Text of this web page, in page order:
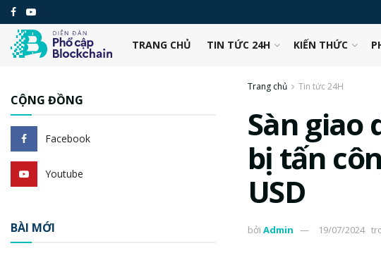
TRANG CHỦ TIN TỨC 24H KIẾN THỨC
Trang chủ Tin tức 24H
Sàn giao
bị tấn
USD
bởi Admin 19/07/2024
CỘNG ĐỒNG
Facebook
Youtube
BÀI MỚI